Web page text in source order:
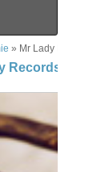
» Mr Lady Records &
Records &